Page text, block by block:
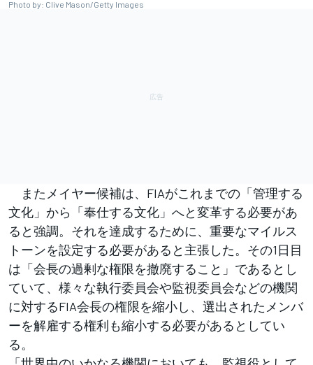
Photo by: Clive Mason/Getty Images
またメイヤー候補は、FIAがこれまでの「管理する
文化」から「奉仕する文化」へと変革する必要があ
ると強調。それを達成するために、重要なマイルス
トーンを設定する必要があると主張した。その1日目
は「会長の過剰な権限を撤廃すること」であるとし
ていて、様々な執行委員会や監視委員会などの機関
に対するFIA会長の権限を縮小し、選出されたメンバ
ーを解雇する権利も縮小する必要があるとしてい
る。